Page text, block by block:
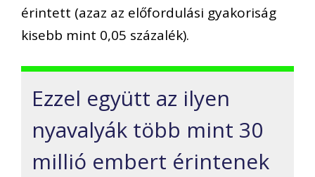
érintett (azaz az előfordulási gyakoriság
kisebb mint 0,05 százalék).
Ezzel együtt az ilyen
nyavalyák több mint 30
millió embert érintenek